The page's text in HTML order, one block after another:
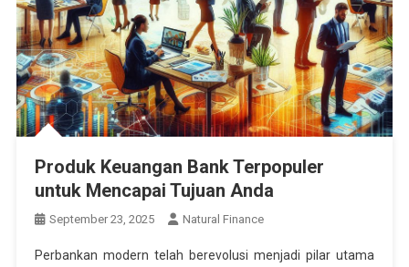
Produk Keuangan Bank Terpopuler
untuk Mencapai Tujuan Anda
September 23, 2025 Natural Finance
Perbankan modern telah berevolusi menjadi pilar utama